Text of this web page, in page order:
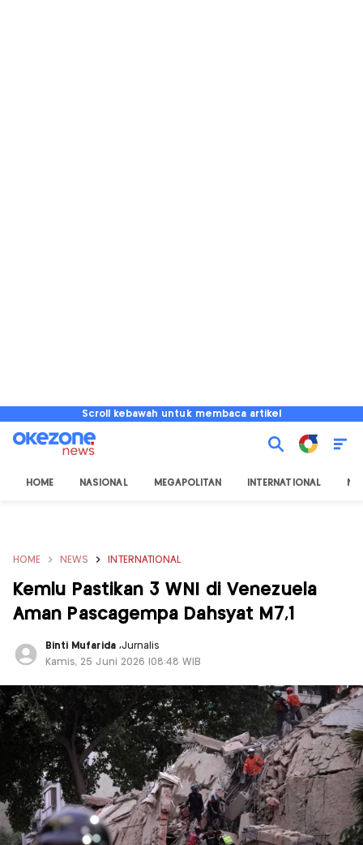
Scroll kebawah untuk membaca artikel
HOME NASIONAL MEGAPOLITAN INTERNATIONAL
HOME NEWS INTERNATIONAL
Kemlu Pastikan 3 WNI di Venezuela
Aman Pascagempa Dahsyat M7,1
Binti Mufarida ,Jurnalis
Kamis, 25 Juni 2026 |08:48 WIB